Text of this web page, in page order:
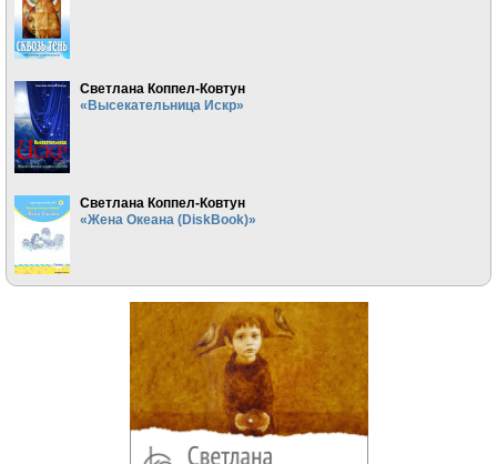
Светлана Коппел-Ковтун
«Высекательница Искр»
Светлана Коппел-Ковтун
«Жена Океана (DiskBook)»